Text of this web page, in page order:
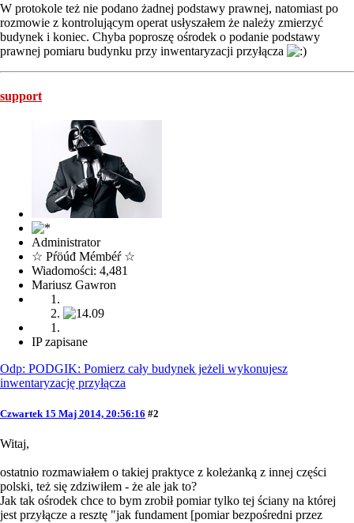
W protokole też nie podano żadnej podstawy prawnej, natomiast po
rozmowie z kontrolującym operat usłyszałem że należy zmierzyć
budynek i koniec. Chyba poproszę ośrodek o podanie podstawy
prawnej pomiaru budynku przy inwentaryzacji przyłącza
support
Administrator
☆ Pŕöúđ Mémbéŕ ☆
Wiadomości: 4,481
Mariusz Gawron
IP zapisane
Odp: PODGIK: Pomierz cały budynek jeżeli wykonujesz
inwentaryzację przyłącza
Czwartek 15 Maj 2014, 20:56:16 #2
Witaj,
ostatnio rozmawiałem o takiej praktyce z koleżanką z innej części
polski, też się zdziwiłem - że ale jak to?
Jak tak ośrodek chce to bym zrobił pomiar tylko tej ściany na której
jest przyłącze a resztę "jak fundament [pomiar bezpośredni przez